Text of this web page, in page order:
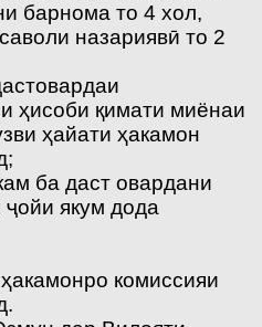
барнома то 4 хол,
назариявӣ то 2
ҳисоби қимати миёнаи
ҳайати ҳакамон
ба даст овардани
якум дода
комиссияи